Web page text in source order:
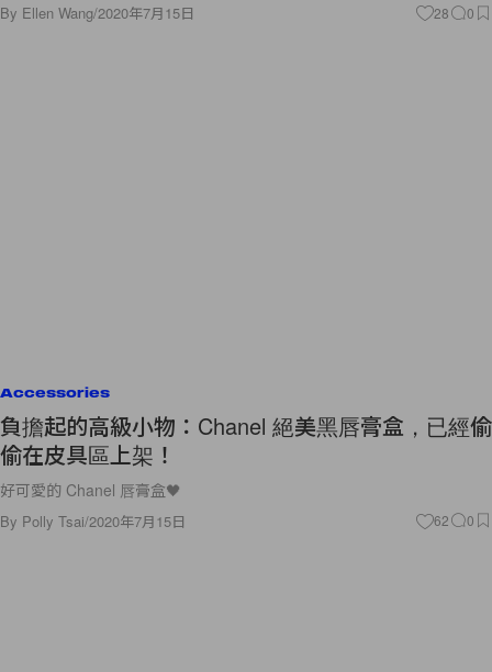
By Ellen Wang/2020年7月15日 28 0
Accessories
負擔起的高級小物：Chanel 絕美黑唇膏盒，已經偷
偷在皮具區上架！
好可愛的 Chanel 唇膏盒🖤
By Polly Tsai/2020年7月15日 62 0